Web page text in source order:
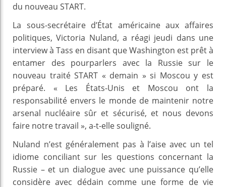
du nouveau START.
La sous-secrétaire d’État américaine aux affaires
politiques, Victoria Nuland, a réagi jeudi dans une
interview à Tass en disant que Washington est prêt à
entamer des pourparlers avec la Russie sur le
nouveau traité START « demain » si Moscou y est
préparé. « Les États-Unis et Moscou ont la
responsabilité envers le monde de maintenir notre
arsenal nucléaire sûr et sécurisé, et nous devons
faire notre travail », a-t-elle souligné.
Nuland n’est généralement pas à l’aise avec un tel
idiome conciliant sur les questions concernant la
Russie – et un dialogue avec une puissance qu’elle
considère avec dédain comme une forme de vie